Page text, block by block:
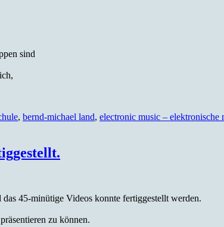
sind
, bernd-michael land, electronic music – elektronische
45-minütige Videos konnte fertiggestellt werden.
zu können.